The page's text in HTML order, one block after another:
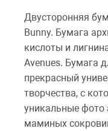
Двусторонняя
Bunny. Бумага
кислоты и
Avenues. Бумага
прекрасный
творчества, с
уникальные
маминых